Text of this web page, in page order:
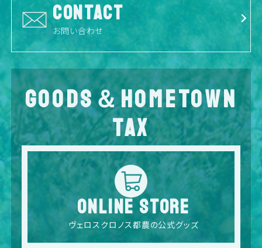
CONTACT
お問い合わせ
GOODS＆HOMETOWN
TAX
ONLINE STORE
ヴェロスクロノス都農の公式グッズ